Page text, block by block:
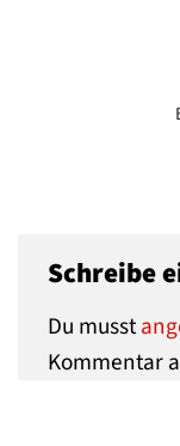
Schreibe
Du musst
Kommentar